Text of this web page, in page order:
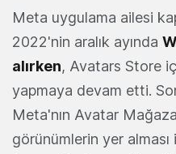
Meta uygulama ailesi
2022'nin aralık ayında
alırken, Avatars Store
yapmaya devam etti.
Meta'nın Avatar
görünümlerin yer alması